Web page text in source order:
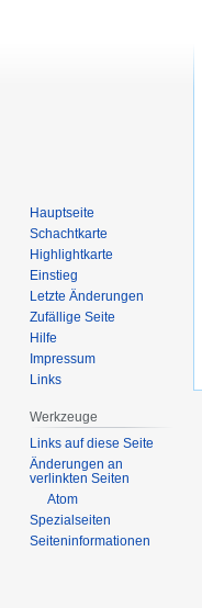
Hauptseite
Schachtkarte
Highlightkarte
Einstieg
Letzte Änderungen
Zufällige Seite
Hilfe
Impressum
Links
Werkzeuge
Links auf diese Seite
Änderungen an
verlinkten Seiten
Atom
Spezialseiten
Seiten­­informationen